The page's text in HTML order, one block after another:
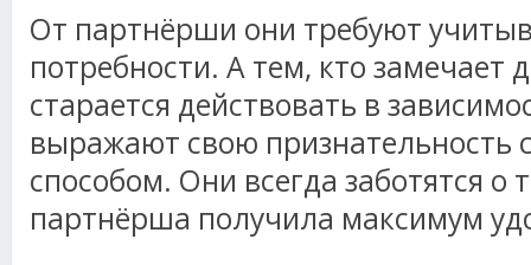
От партнёрши они требуют
потребности. А тем, кто замечает
старается действовать в
выражают свою
способом. Они всегда заботятся о
партнёрша получила максимум